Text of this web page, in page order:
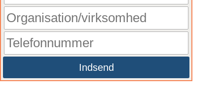
Indsend